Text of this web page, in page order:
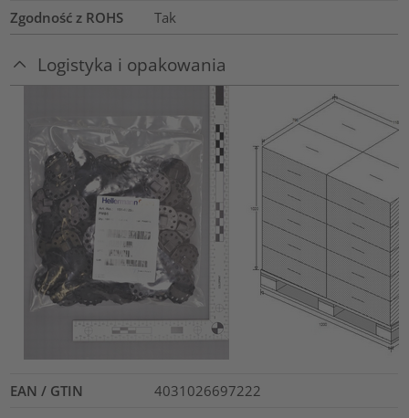
Zgodność z ROHS
Tak
Logistyka i opakowania
EAN / GTIN
4031026697222